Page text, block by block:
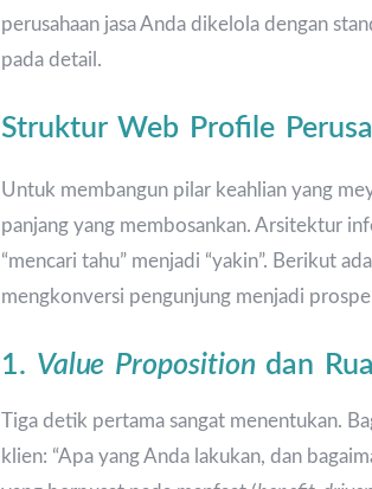
perusahaan jasa Anda dikelola dengan
pada detail.
Struktur Web Profile
Untuk membangun pilar keahlian yang
panjang yang membosankan. Arsitektur
“mencari tahu” menjadi “yakin”. Berikut
mengkonversi pengunjung menjadi
1. Value Proposition dan
Tiga detik pertama sangat menentukan.
klien: “Apa yang Anda lakukan, dan